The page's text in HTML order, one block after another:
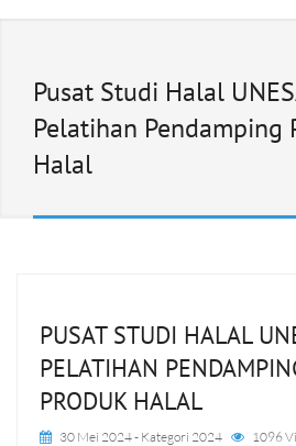
Pusat Studi Halal
Pelatihan Pendamping
Halal
PUSAT STUDI HALAL
PELATIHAN
PRODUK HALAL
30 Mei 2024- Kategori 2024 1096